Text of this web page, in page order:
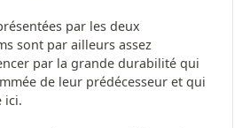
par les deux
sont par ailleurs assez
par la grande durabilité qui
de leur prédécesseur et qui
ici.